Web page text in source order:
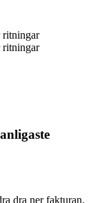
ritningar
ritningar
dra ner fakturan.